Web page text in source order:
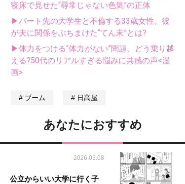
寝床で見せた“尋常じゃない色気”の正体
▶パート先の大学生と不倫する33歳女性。彼
が夫に関係をぶちまけた“てん末”とは?
▶体力をつける“体力がない”問題、どう乗り越
える?50代のリアルすぎる悩みに共感の声<漫
画>
ブーム 日高屋
あなたにおすすめ
2026.03.08
公立からいい大学に行く子